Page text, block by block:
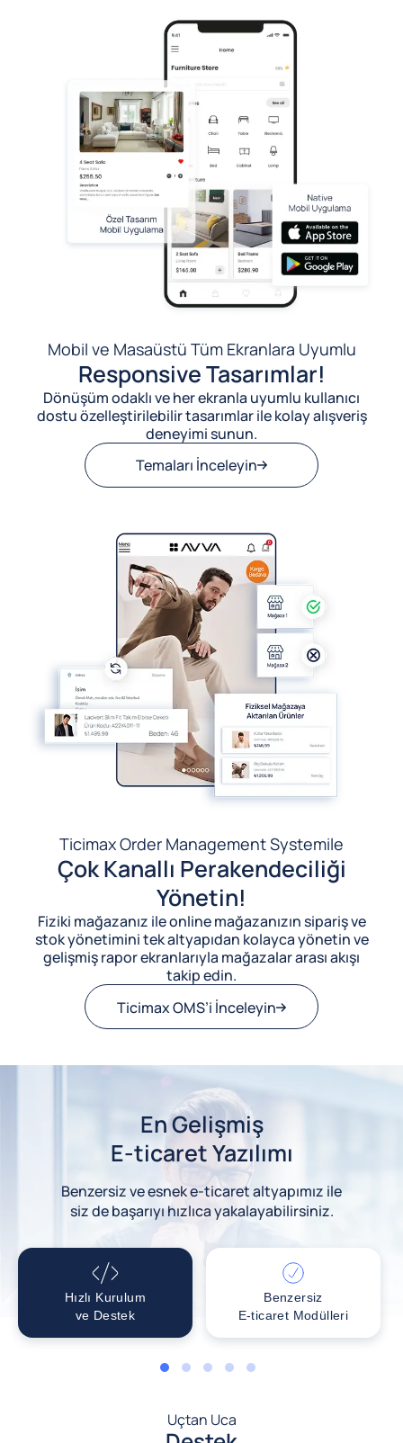
Mobil ve Masaüstü Tüm Ekranlara Uyumlu
Responsive Tasarımlar!
Dönüşüm odaklı ve her ekranla uyumlu kullanıcı
dostu özelleştirilebilir tasarımlar ile kolay alışveriş
deneyimi sunun.
Temaları İnceleyin
Ticimax Order Management Systemile
Çok Kanallı Perakendeciliği
Yönetin!
Fiziki mağazanız ile online mağazanızın sipariş ve
stok yönetimini tek altyapıdan kolayca yönetin ve
gelişmiş rapor ekranlarıyla mağazalar arası akışı
takip edin.
Ticimax OMS’i İnceleyin
En Gelişmiş
E-ticaret Yazılımı
Benzersiz ve esnek e-ticaret altyapımız ile
siz de başarıyı hızlıca yakalayabilirsiniz.
Hızlı Kurulum
ve Destek
Benzersiz
E-ticaret Modülleri
1 2 3 4 5
Uçtan Uca